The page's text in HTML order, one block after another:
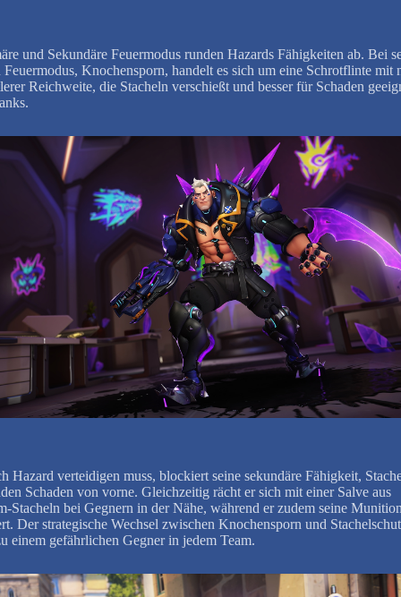
und Sekundäre Feuermodus runden Hazards Fähigkeiten ab. Bei
Feuermodus, Knochensporn, handelt es sich um eine Schrotflinte mit
Reichweite, die Stacheln verschießt und besser für Schaden
Hazard verteidigen muss, blockiert seine sekundäre Fähigkeit,
Schaden von vorne. Gleichzeitig rächt er sich mit einer Salve aus
Stacheln bei Gegnern in der Nähe, während er zudem seine
Der strategische Wechsel zwischen Knochensporn und
einem gefährlichen Gegner in jedem Team.